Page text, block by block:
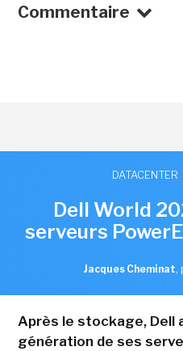
Commentaire
DATACENTER
Dell World
serveurs
Jacques Cheminat,
Après le stockage, Dell
génération de ses